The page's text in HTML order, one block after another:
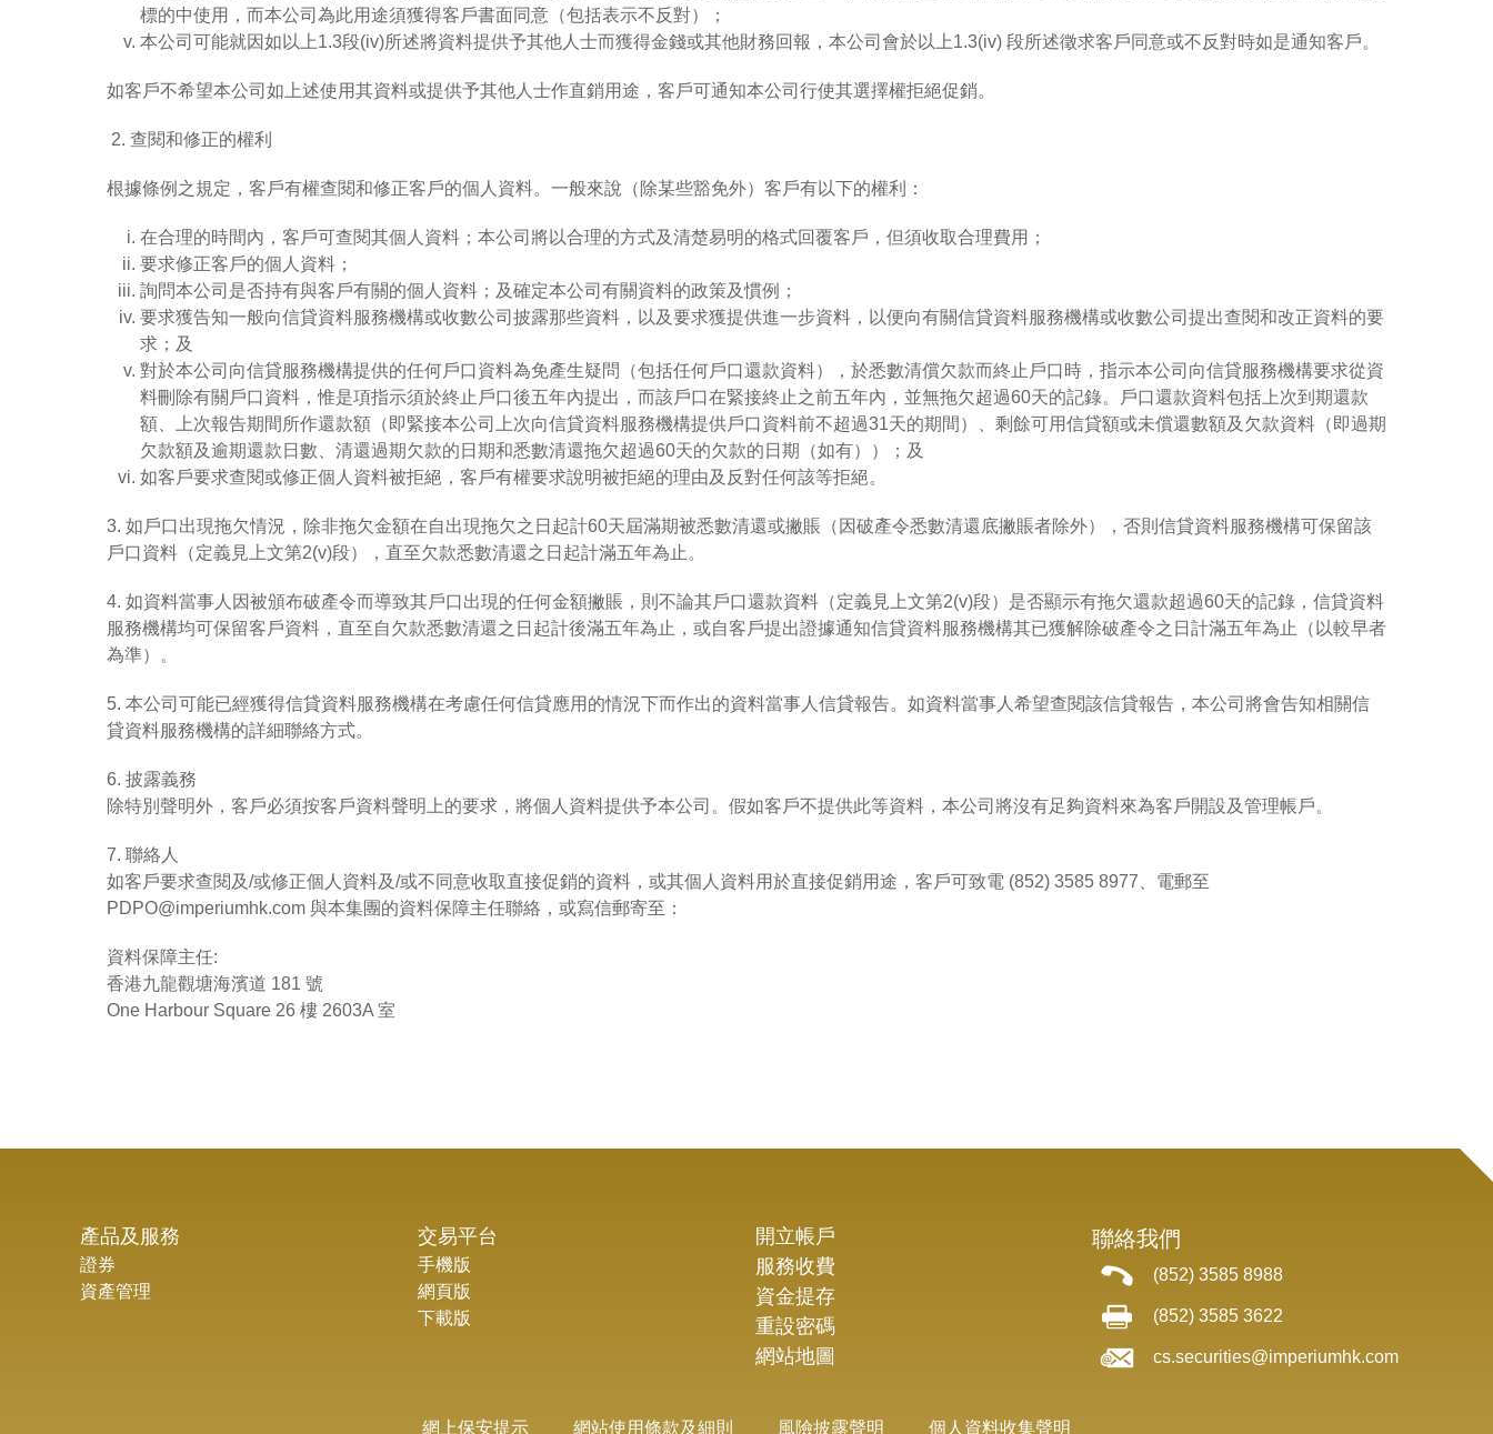
標的中使用，而本公司為此用途須獲得客戶書面同意（包括表示不反對）；
本公司可能就因如以上1.3段(iv)所述將資料提供予其他人士而獲得金錢或其他財務回報，本公司會於以上1.3(iv) 段所述徵求客戶同意或不反對時如是通知客戶。
如客戶不希望本公司如上述使用其資料或提供予其他人士作直銷用途，客戶可通知本公司行使其選擇權拒絕促銷。
2. 查閱和修正的權利
根據條例之規定，客戶有權查閱和修正客戶的個人資料。一般來說（除某些豁免外）客戶有以下的權利：
在合理的時間內，客戶可查閱其個人資料；本公司將以合理的方式及清楚易明的格式回覆客戶，但須收取合理費用；
要求修正客戶的個人資料；
詢問本公司是否持有與客戶有關的個人資料；及確定本公司有關資料的政策及慣例；
要求獲告知一般向信貸資料服務機構或收數公司披露那些資料，以及要求獲提供進一步資料，以便向有關信貸資料服務機構或收數公司提出查閱和改正資料的要
求；及
對於本公司向信貸服務機構提供的任何戶口資料為免產生疑問（包括任何戶口還款資料），於悉數清償欠款而終止戶口時，指示本公司向信貸服務機構要求從資
料刪除有關戶口資料，惟是項指示須於終止戶口後五年內提出，而該戶口在緊接終止之前五年內，並無拖欠超過60天的記錄。戶口還款資料包括上次到期還款
額、上次報告期間所作還款額（即緊接本公司上次向信貸資料服務機構提供戶口資料前不超過31天的期間）、剩餘可用信貸額或未償還數額及欠款資料（即過期
欠款額及逾期還款日數、清還過期欠款的日期和悉數清還拖欠超過60天的欠款的日期（如有））；及
如客戶要求查閱或修正個人資料被拒絕，客戶有權要求說明被拒絕的理由及反對任何該等拒絕。
3. 如戶口出現拖欠情況，除非拖欠金額在自出現拖欠之日起計60天屆滿期被悉數清還或撇賬（因破產令悉數清還底撇賬者除外），否則信貸資料服務機構可保留該
戶口資料（定義見上文第2(v)段），直至欠款悉數清還之日起計滿五年為止。
4. 如資料當事人因被頒布破產令而導致其戶口出現的任何金額撇賬，則不論其戶口還款資料（定義見上文第2(v)段）是否顯示有拖欠還款超過60天的記錄，信貸資料
服務機構均可保留客戶資料，直至自欠款悉數清還之日起計後滿五年為止，或自客戶提出證據通知信貸資料服務機構其已獲解除破產令之日計滿五年為止（以較早者
為準）。
5. 本公司可能已經獲得信貸資料服務機構在考慮任何信貸應用的情況下而作出的資料當事人信貸報告。如資料當事人希望查閱該信貸報告，本公司將會告知相關信
貸資料服務機構的詳細聯絡方式。
6. 披露義務
除特別聲明外，客戶必須按客戶資料聲明上的要求，將個人資料提供予本公司。假如客戶不提供此等資料，本公司將沒有足夠資料來為客戶開設及管理帳戶。
7. 聯絡人
如客戶要求查閱及/或修正個人資料及/或不同意收取直接促銷的資料，或其個人資料用於直接促銷用途，客戶可致電 (852) 3585 8977、電郵至
PDPO@imperiumhk.com 與本集團的資料保障主任聯絡，或寫信郵寄至：
資料保障主任:
香港九龍觀塘海濱道 181 號
One Harbour Square 26 樓 2603A 室
產品及服務
證券
資產管理
交易平台
手機版
網頁版
下載版
開立帳戶
服務收費
資金提存
重設密碼
網站地圖
聯絡我們
(852) 3585 8988
(852) 3585 3622
cs.securities@imperiumhk.com
網上保安提示 網站使用條款及細則 風險披露聲明 個人資料收集聲明